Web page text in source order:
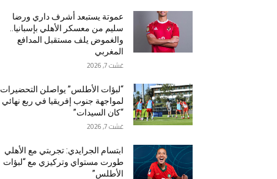
عموتة يستبعد أشرف داري ورضا
سليم من معسكر الأهلي بإسبانيا..
والغموض يلف مستقبل المدافع
المغربي
غشت 7, 2026
“لبؤات الأطلس” يواصلن التحضيرات
لمواجهة جنوب إفريقيا في ربع نهائي
“كان السيدات”
غشت 7, 2026
ابتسام الجرايدي: تجربتي مع الأهلي
طورت مستواي وتركيزي مع “لبؤات
الأطلس”